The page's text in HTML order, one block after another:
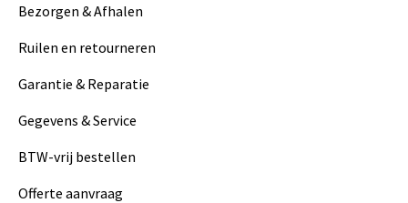
Bezorgen & Afhalen
Ruilen en retourneren
Garantie & Reparatie
Gegevens & Service
BTW-vrij bestellen
Offerte aanvraag